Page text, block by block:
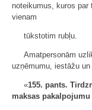
noteikumus, kuros
vienam
tūkstotim rubļu.
Amatpersonām
uzņēmumu, iestāžu
«155. pants.
maksas